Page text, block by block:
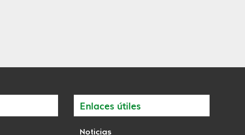
Enlaces útiles
Noticias